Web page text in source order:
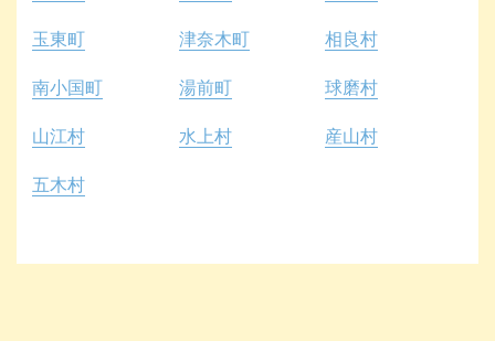
玉東町 津奈木町 相良村
南小国町 湯前町 球磨村
山江村 水上村 産山村
五木村